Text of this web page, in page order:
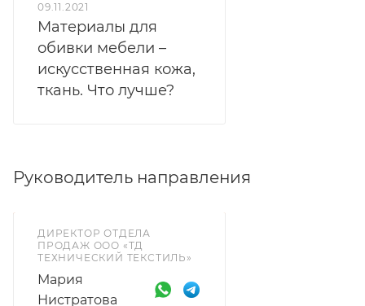
09.11.2021
Материалы для
обивки мебели –
искусственная кожа,
ткань. Что лучше?
Руководитель направления
ДИРЕКТОР ОТДЕЛА
ПРОДАЖ ООО «ТД
ТЕХНИЧЕСКИЙ ТЕКСТИЛЬ»
Мария
Нистратова